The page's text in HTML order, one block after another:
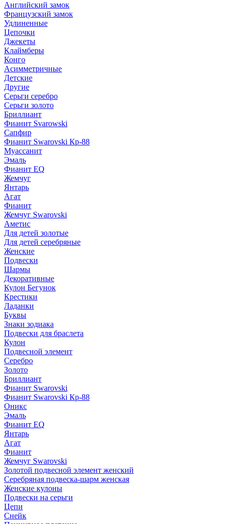
Английский замок
Французский замок
Удлиненные
Цепочки
Джекеты
Клаймберы
Конго
Асимметричные
Детские
Другие
Серьги серебро
Серьги золото
Бриллиант
Фианит Svarowski
Сапфир
Фианит Swarovski Кр-88
Муассанит
Эмаль
Фианит EQ
Жемчуг
Янтарь
Агат
Фианит
Жемчуг Swarovski
Аметис
Для детей золотые
Для детей серебряные
Женские
Подвески
Шармы
Декоративные
Кулон Бегунок
Крестики
Ладанки
Буквы
Знаки зодиака
Подвески для браслета
Кулон
Подвесной элемент
Серебро
Золото
Бриллиант
Фианит Swarovski
Фианит Swarovski Кр-88
Оникс
Эмаль
Фианит EQ
Янтарь
Агат
Фианит
Жемчуг Swarovski
Золотой подвесной элемент женcкий
Серебряная подвеска-шарм женская
Женские кулоны
Подвески на серьги
Цепи
Снейк